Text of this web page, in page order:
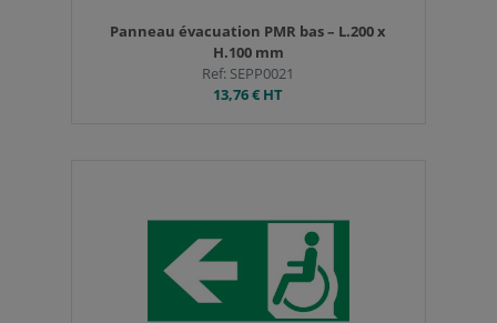
Panneau évacuation PMR bas – L.200 x
H.100 mm
Ref: SEPP0021
13,76 € HT